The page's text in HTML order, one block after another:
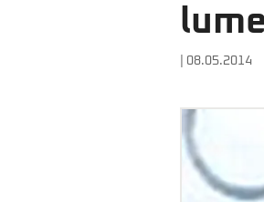
| 08.05.2014